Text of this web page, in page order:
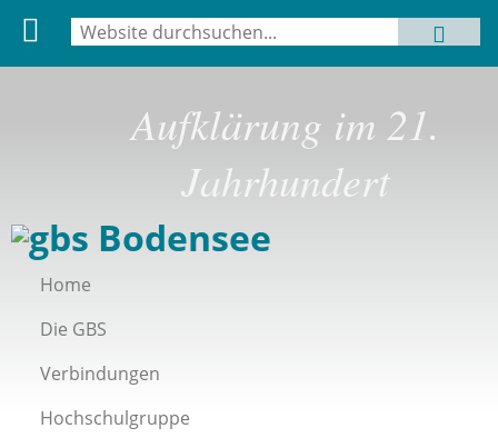
MENU
Aufklärung im 21.
Jahrhundert
Home
Die GBS
Verbindungen
Hochschulgruppe
Suchformular
Suche